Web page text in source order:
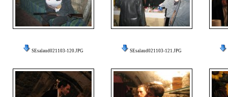
SEsalaud021103-120.JPG SEsalaud021103-121.JPG